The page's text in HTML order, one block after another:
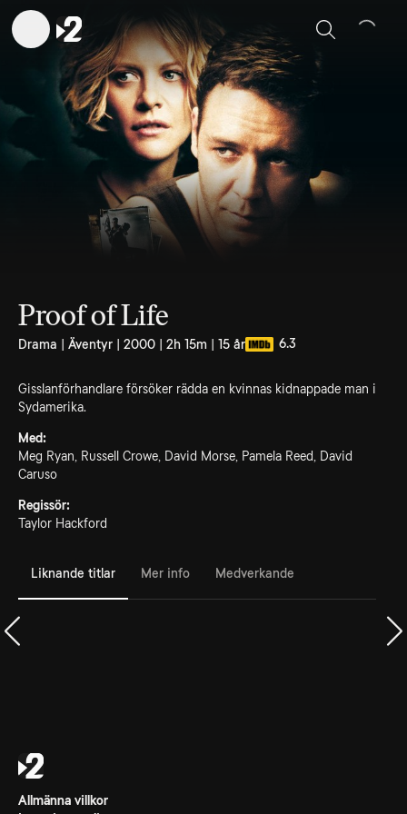
Sök
Proof of Life
Drama | Äventyr | 2000 | 2h 15m | 15 år 6.3
Gisslanförhandlare försöker rädda en kvinnas kidnappade man i
Sydamerika.
Med:
Meg Ryan, Russell Crowe, David Morse, Pamela Reed, David
Caruso
Regissör:
Taylor Hackford
Liknande titlar Mer info Medverkande
Allmänna villkor